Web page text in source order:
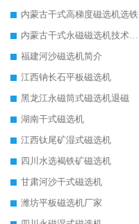
内蒙古干式高梯度磁选机选铁
内蒙古干式永磁磁选机技术要求
福建河沙磁选机简介
江西钠长石平板磁选机
黑龙江永磁筒式磁选机退磁
湖南干式磁选机
江西钛尾矿湿式磁选机
四川水选褐铁矿磁选机
甘肃河沙干式磁选机
潍坊平板磁选机厂家